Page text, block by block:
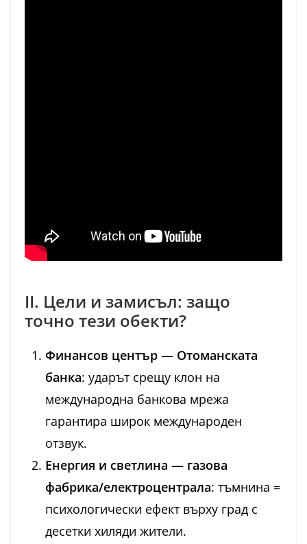
II. Цели и замисъл: защо
точно тези обекти?
Финансов център — Отоманската
банка: ударът срещу клон на
международна банкова мрежа
гарантира широк международен
отзвук.
Енергия и светлина — газова
фабрика/електроцентрала: тъмнина =
психологически ефект върху град с
десетки хиляди жители.